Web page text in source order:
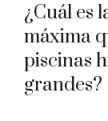
¿Cuál es
máxima
piscinas
grandes?